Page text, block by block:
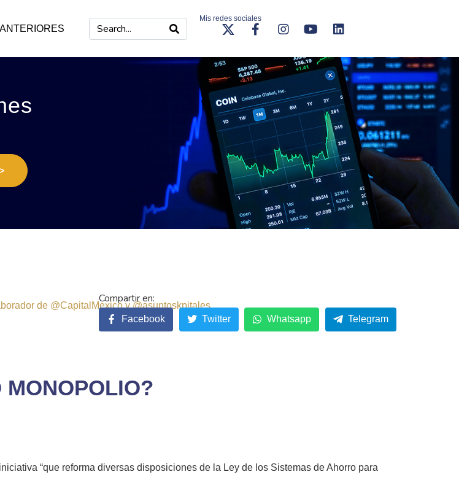
Mis redes sociales
>
de @CapitalMexico y @asuntoskpitales
MONOPOLIO?
“que reforma diversas disposiciones de la Ley de los Sistemas de Ahorro para
Facebook Twitter Whatsapp Telegram